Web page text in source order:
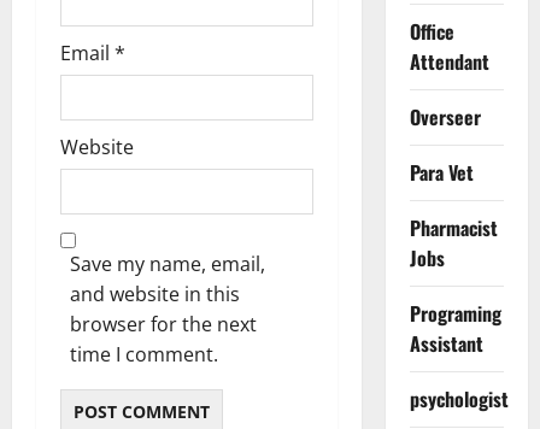
Email *
Website
Save my name, email,
and website in this
browser for the next
time I comment.
Office
Attendant
Overseer
Para Vet
Pharmacist
Jobs
Programing
Assistant
psychologist